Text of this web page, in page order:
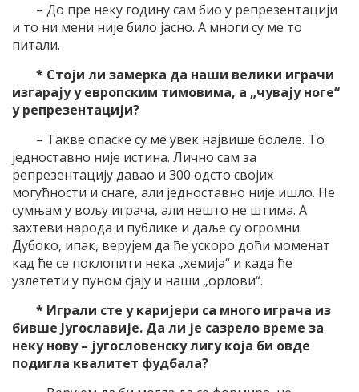
– До пре неку годину сам био у репрезентацији
и то ни мени није било јасно. А многи су ме то
питали.
* Стоји ли замерка да наши велики играчи
изгарају у европским тимовима, а „чувају ноге“
у репрезентацији?
– Такве опаске су ме увек највише болеле. То
једноставно није истина. Лично сам за
репрезентацију давао и 300 одсто својих
могућности и снаге, али једноставно није ишло. Не
сумњам у вољу играча, али нешто не штима. А
захтеви народа и публике и даље су огромни.
Дубоко, ипак, верујем да ће ускоро доћи моменат
кад ће се поклопити нека „хемија“ и када ће
узлетети у пуном сјају и наши „орлови“.
* Играли сте у каријери са много играча из
бивше Југославије. Да ли је сазрело време за
неку нову – југословенску лигу која би овде
подигла квалитет фудбала?